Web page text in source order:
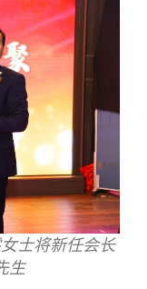
士将新任会长
生